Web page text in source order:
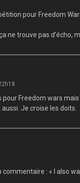
pour Freedom
ne trouve pas d’écho,
pour Freedom wars
Je croise les doits.
commentaire : « I also